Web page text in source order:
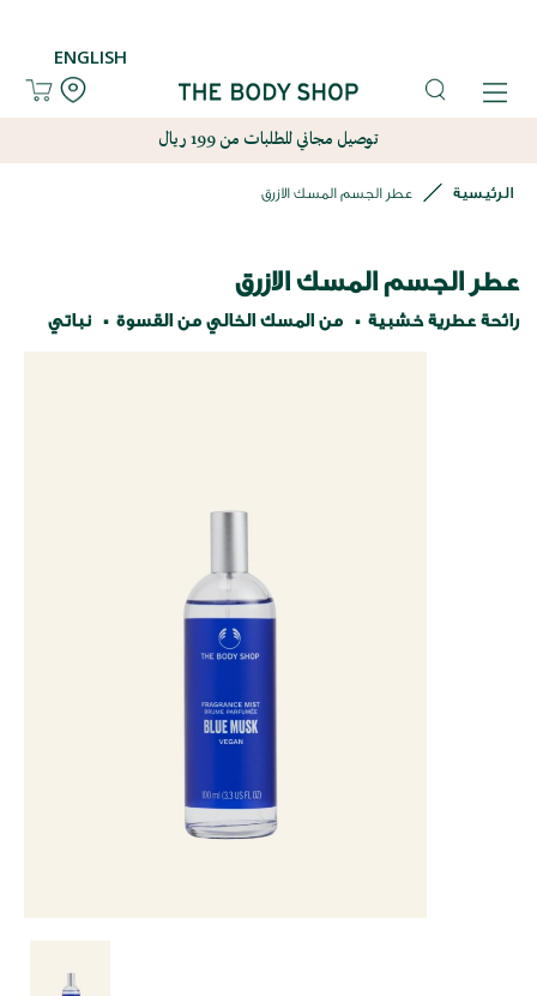
ENGLISH
توصيل مجاني للطلبات من 199 ريال
الرئيسية عطر الجسم المسك الازرق
عطر الجسم المسك الازرق
رائحة عطرية خشبية من المسك الخالي من القسوة نباتي